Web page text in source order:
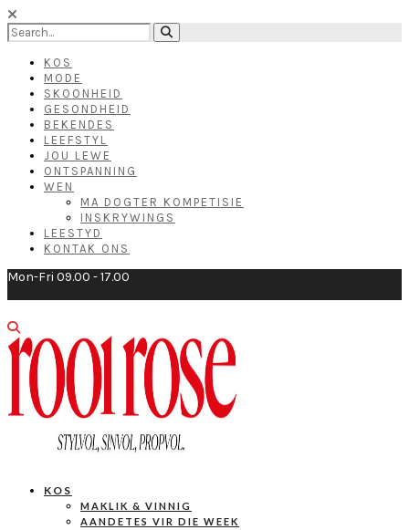
KOS
MODE
SKOONHEID
GESONDHEID
BEKENDES
LEEFSTYL
JOU LEWE
ONTSPANNING
WEN
MA DOGTER KOMPETISIE
INSKRYWINGS
LEESTYD
KONTAK ONS
Mon-Fri 09.00 - 17.00
KOS
MAKLIK & VINNIG
AANDETES VIR DIE WEEK